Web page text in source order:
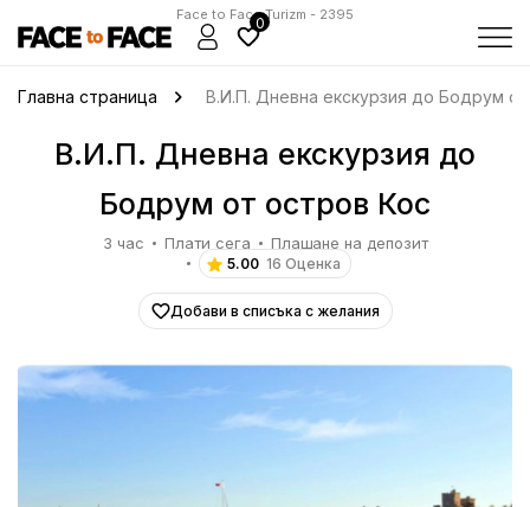
Face to Face Turizm - 2395
0
Главна страница В.И.П. Дневна екскурзия до Бодрум
В.И.П. Дневна екскурзия до
Бодрум от остров Кос
3 час Плати сега Плащане на депозит
5.00 16 Оценка
Добави в списъка с желания